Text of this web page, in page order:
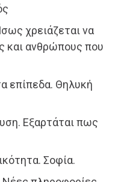
χρειάζεται να
και ανθρώπους που
επίπεδα. Θηλυκή
Εξαρτάται πως
Σοφία.